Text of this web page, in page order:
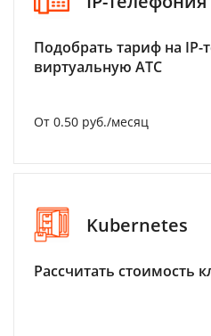
Подобрать тариф на
виртуальную АТС
От 0.50 руб./месяц
Kubernetes
Рассчитать стоимость